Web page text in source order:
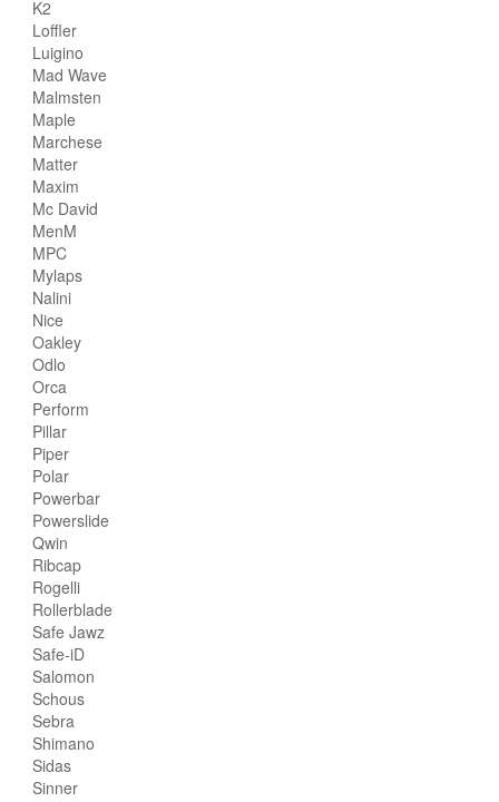
K2
Loffler
Luigino
Mad Wave
Malmsten
Maple
Marchese
Matter
Maxim
Mc David
MenM
MPC
Mylaps
Nalini
Nice
Oakley
Odlo
Orca
Perform
Pillar
Piper
Polar
Powerbar
Powerslide
Qwin
Ribcap
Rogelli
Rollerblade
Safe Jawz
Safe-iD
Salomon
Schous
Sebra
Shimano
Sidas
Sinner